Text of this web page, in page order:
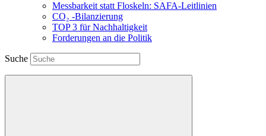
Messbarkeit statt Floskeln: SAFA-Leitlinien
CO₂ -Bilanzierung
TOP 3 für Nachhaltigkeit
Forderungen an die Politik
Suche